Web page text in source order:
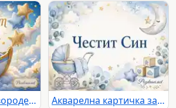
Честит син с новородено бебе в синя люлка сред облаци, звезди и балони
Акварелна картичка за раждане на момче с надпис „Честит Син“